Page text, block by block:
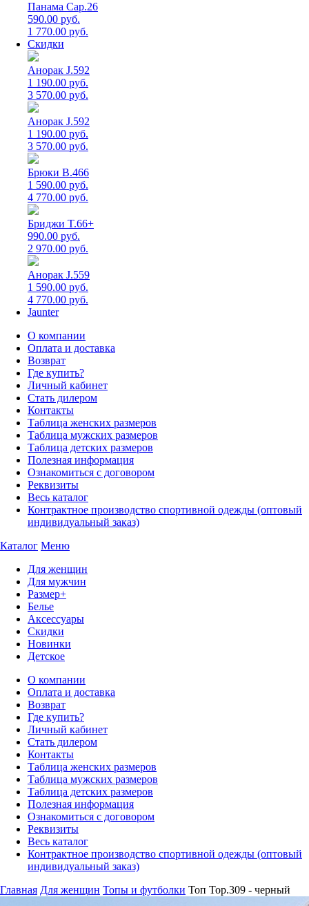
Панама Cap.26
590.00 руб.
1 770.00 руб.
Скидки
Анорак J.592
1 190.00 руб.
3 570.00 руб.
Анорак J.592
1 190.00 руб.
3 570.00 руб.
Брюки B.466
1 590.00 руб.
4 770.00 руб.
Бриджи T.66+
990.00 руб.
2 970.00 руб.
Анорак J.559
1 590.00 руб.
4 770.00 руб.
Jaunter
О компании
Оплата и доставка
Возврат
Где купить?
Личный кабинет
Стать дилером
Контакты
Таблица женских размеров
Таблица мужских размеров
Таблица детских размеров
Полезная информация
Ознакомиться с договором
Реквизиты
Весь каталог
Контрактное производство спортивной одежды (оптовый
индивидуальный заказ)
Каталог Меню
Для женщин
Для мужчин
Размер+
Белье
Аксессуары
Скидки
Новинки
Детское
О компании
Оплата и доставка
Возврат
Где купить?
Личный кабинет
Стать дилером
Контакты
Таблица женских размеров
Таблица мужских размеров
Таблица детских размеров
Полезная информация
Ознакомиться с договором
Реквизиты
Весь каталог
Контрактное производство спортивной одежды (оптовый
индивидуальный заказ)
Главная Для женщин Топы и футболки Топ Top.309 - черный